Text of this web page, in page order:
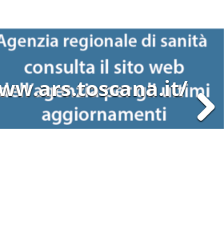
Next